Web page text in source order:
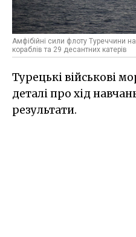
Амфібійні сили флоту Туреччини
кораблів та 29 десантних катерів
Турецькі військові
деталі про хід
результати.